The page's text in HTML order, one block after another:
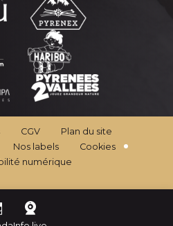
CGV
Plan du site
Nos labels
Cookies
numérique